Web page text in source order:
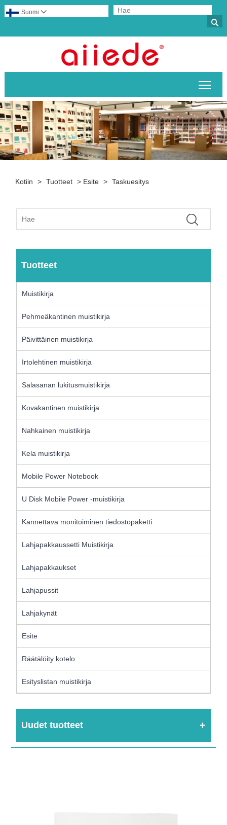

Suomi 
Kotiin > Tuotteet > Esite > Taskuesitys
Tuotteet
Muistikirja
Pehmeäkantinen muistikirja
Päivittäinen muistikirja
Irtolehtinen muistikirja
Salasanan lukitusmuistikirja
Kovakantinen muistikirja
Nahkainen muistikirja
Kela muistikirja
Mobile Power Notebook
U Disk Mobile Power -muistikirja
Kannettava monitoiminen tiedostopaketti
Lahjapakkaussetti Muistikirja
Lahjapakkaukset
Lahjapussit
Lahjakynät
Esite
Räätälöity kotelo
Esityslistan muistikirja
Uudet tuotteet